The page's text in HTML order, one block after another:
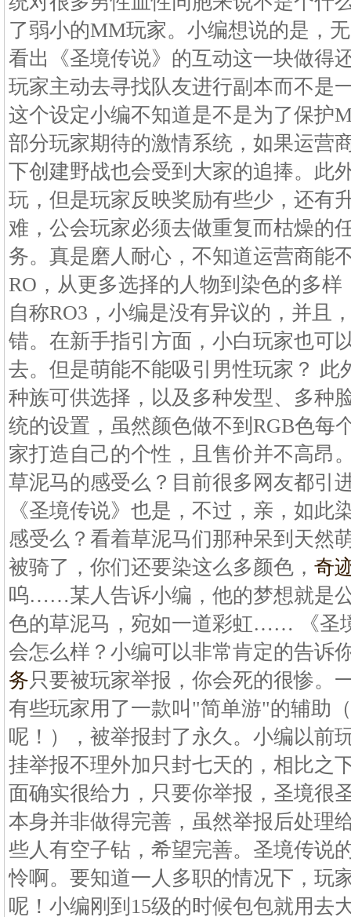
了弱小的MM玩家。小编想说的是，
看出《圣境传说》的互动这一块做得
玩家主动去寻找队友进行副本而不是
这个设定小编不知道是不是为了保护
部分玩家期待的激情系统，如果运营
下创建野战也会受到大家的追捧。此
玩，但是玩家反映奖励有些少，还有
难，公会玩家必须去做重复而枯燥的
务。真是磨人耐心，不知道运营商能
RO，从更多选择的人物到染色的多
自称RO3，小编是没有异议的，并且
错。在新手指引方面，小白玩家也可
去。但是萌能不能吸引男性玩家？ 此
种族可供选择，以及多种发型、多种
统的设置，虽然颜色做不到RGB色每
家打造自己的个性，且售价并不高昂
草泥马的感受么？目前很多网友都引
《圣境传说》也是，不过，亲，如此
感受么？看着草泥马们那种呆到天然
被骑了，你们还要染这么多颜色， 奇
呜……某人告诉小编，他的梦想就是
色的草泥马，宛如一道彩虹…… 《圣
会怎么样？小编可以非常肯定的告诉
务只要被玩家举报，你会死的很惨。
有些玩家用了一款叫"简单游"的辅助
呢！），被举报封了永久。小编以前
挂举报不理外加只封七天的，相比之
面确实很给力，只要你举报，圣境很
本身并非做得完善，虽然举报后处理
些人有空子钻，希望完善。圣境传说
怜啊。要知道一人多职的情况下，玩
呢！小编刚到15级的时候包包就用去